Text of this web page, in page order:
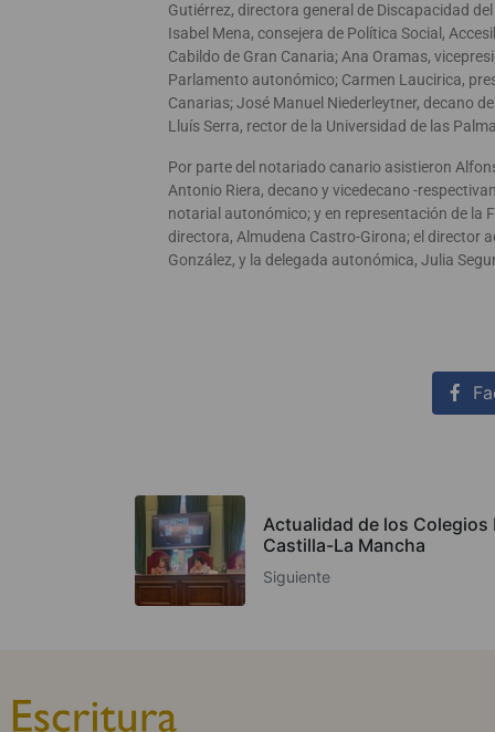
Gutiérrez, directora general de Discapacidad
Isabel Mena, consejera de Política Social,
Cabildo de Gran Canaria; Ana Oramas,
Parlamento autonómico; Carmen Laucirica,
Canarias; José Manuel Niederleytner, decano
Lluís Serra, rector de la Universidad de las
Por parte del notariado canario asistieron
Antonio Riera, decano y vicedecano -
notarial autonómico; y en representación de la
directora, Almudena Castro-Girona; el director
González, y la delegada autonómica, Julia
Actualidad de los
Castilla-La Mancha
Siguiente